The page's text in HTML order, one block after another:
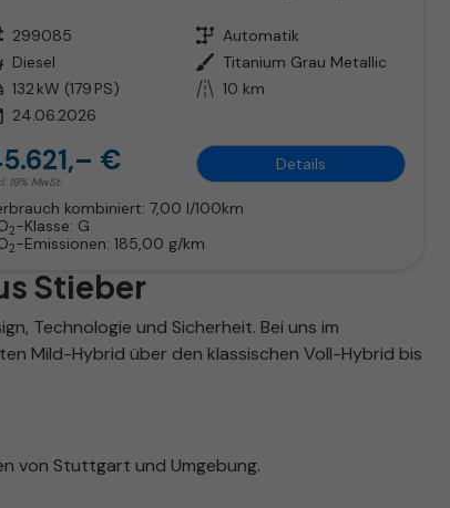
299085 Getriebe Automatik
Diesel Außenfarbe Titanium Grau Metallic
132 kW (179 PS) Kilometerstand 10 km
24.06.2026
€
19% MwSt.
Details
kombiniert:7,00 l/100km
2-Klasse: G
2-Emissionen:185,00 g/km
Stieber
Technologie und Sicherheit. Bei uns im
Mild-Hybrid über den klassischen Voll-Hybrid bis
von Stuttgart und Umgebung.